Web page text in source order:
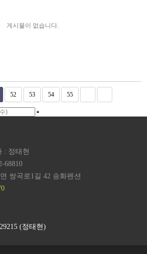
게시물이 없습니다.
52 53 54 55
: 정태현
68810
쌍곡로1길 42 송화펜션
(정태현)